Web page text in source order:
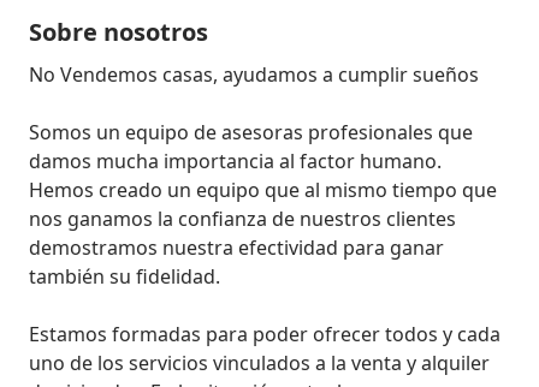
Sobre nosotros
No Vendemos casas, ayudamos a cumplir sueños
Somos un equipo de asesoras profesionales que
damos mucha importancia al factor humano.
Hemos creado un equipo que al mismo tiempo que
nos ganamos la confianza de nuestros clientes
demostramos nuestra efectividad para ganar
también su fidelidad.
Estamos formadas para poder ofrecer todos y cada
uno de los servicios vinculados a la venta y alquiler